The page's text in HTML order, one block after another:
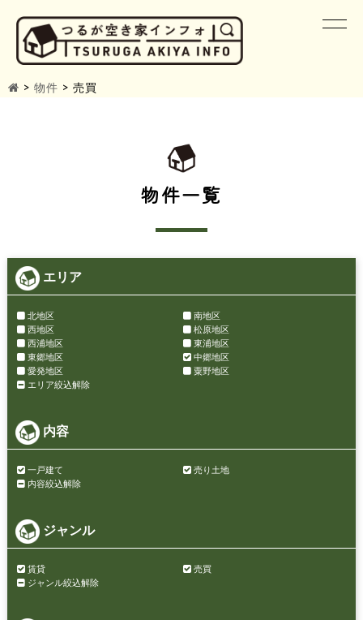
> 物件 > 売買
物件一覧
エリア
北地区
南地区
西地区
松原地区
西浦地区
東浦地区
東郷地区
中郷地区
愛発地区
粟野地区
エリア絞込解除
内容
一戸建て
売り土地
内容絞込解除
ジャンル
賃貸
売買
ジャンル絞込解除